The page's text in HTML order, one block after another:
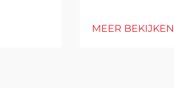
MEER BEKIJKEN